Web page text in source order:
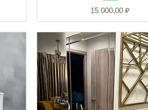
Цена
15 000,00 ₽